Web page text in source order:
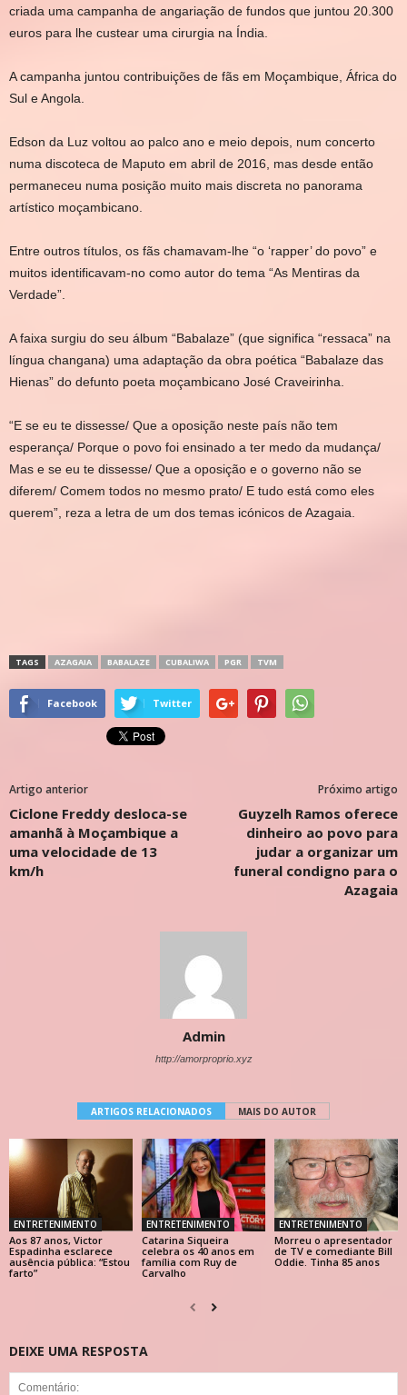
criada uma campanha de angariação de fundos que juntou 20.300
euros para lhe custear uma cirurgia na Índia.
A campanha juntou contribuições de fãs em Moçambique, África do
Sul e Angola.
Edson da Luz voltou ao palco ano e meio depois, num concerto
numa discoteca de Maputo em abril de 2016, mas desde então
permaneceu numa posição muito mais discreta no panorama
artístico moçambicano.
Entre outros títulos, os fãs chamavam-lhe “o ‘rapper’ do povo” e
muitos identificavam-no como autor do tema “As Mentiras da
Verdade”.
A faixa surgiu do seu álbum “Babalaze” (que significa “ressaca” na
língua changana) uma adaptação da obra poética “Babalaze das
Hienas” do defunto poeta moçambicano José Craveirinha.
“E se eu te dissesse/ Que a oposição neste país não tem
esperança/ Porque o povo foi ensinado a ter medo da mudança/
Mas e se eu te dissesse/ Que a oposição e o governo não se
diferem/ Comem todos no mesmo prato/ E tudo está como eles
querem”, reza a letra de um dos temas icónicos de Azagaia.
TAGS AZAGAIA BABALAZE CUBALIWA PGR TVM
Facebook Twitter
Artigo anterior
Ciclone Freddy desloca-se
amanhã à Moçambique a
uma velocidade de 13
km/h
Próximo artigo
Guyzelh Ramos oferece
dinheiro ao povo para
judar a organizar um
funeral condigno para o
Azagaia
Admin
http://amorproprio.xyz
ARTIGOS RELACIONADOS MAIS DO AUTOR
ENTRETENIMENTO
Aos 87 anos, Victor
Espadinha esclarece
ausência pública: “Estou
farto”
ENTRETENIMENTO
Catarina Siqueira
celebra os 40 anos em
família com Ruy de
Carvalho
ENTRETENIMENTO
Morreu o apresentador
de TV e comediante Bill
Oddie. Tinha 85 anos
DEIXE UMA RESPOSTA